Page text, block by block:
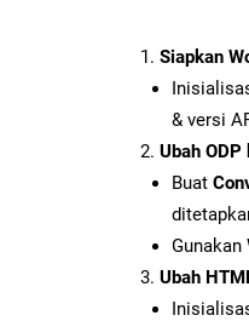
Siapkan
& versi
Ubah
Buat
Gunakan
Ubah